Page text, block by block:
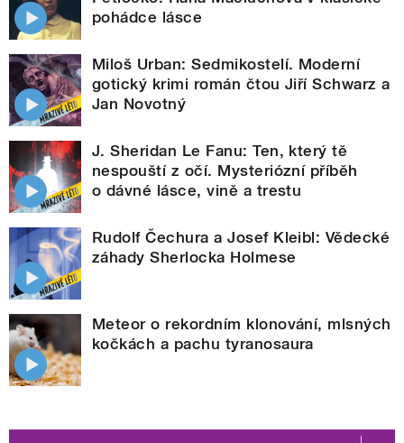
pohádce lásce
Miloš Urban: Sedmikostelí. Moderní
gotický krimi román čtou Jiří Schwarz a
Jan Novotný
J. Sheridan Le Fanu: Ten, který tě
nespouští z očí. Mysteriózní příběh
o dávné lásce, vině a trestu
Rudolf Čechura a Josef Kleibl: Vědecké
záhady Sherlocka Holmese
Meteor o rekordním klonování, mlsných
kočkách a pachu tyranosaura